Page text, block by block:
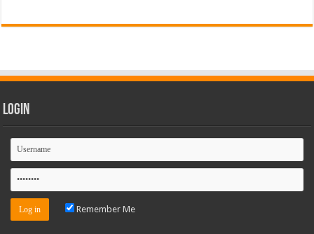
Login
Remember Me